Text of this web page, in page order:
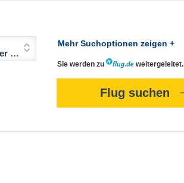
Mehr Suchoptionen zeigen +
Sie werden zu weitergeleitet.
Flug suchen